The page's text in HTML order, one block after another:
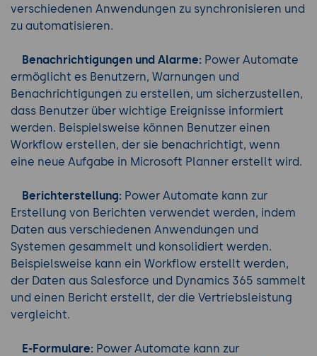
verschiedenen Anwendungen zu synchronisieren und
zu automatisieren.
Benachrichtigungen und Alarme: Power Automate
ermöglicht es Benutzern, Warnungen und
Benachrichtigungen zu erstellen, um sicherzustellen,
dass Benutzer über wichtige Ereignisse informiert
werden. Beispielsweise können Benutzer einen
Workflow erstellen, der sie benachrichtigt, wenn
eine neue Aufgabe in Microsoft Planner erstellt wird.
Berichterstellung: Power Automate kann zur
Erstellung von Berichten verwendet werden, indem
Daten aus verschiedenen Anwendungen und
Systemen gesammelt und konsolidiert werden.
Beispielsweise kann ein Workflow erstellt werden,
der Daten aus Salesforce und Dynamics 365 sammelt
und einen Bericht erstellt, der die Vertriebsleistung
vergleicht.
E-Formulare: Power Automate kann zur